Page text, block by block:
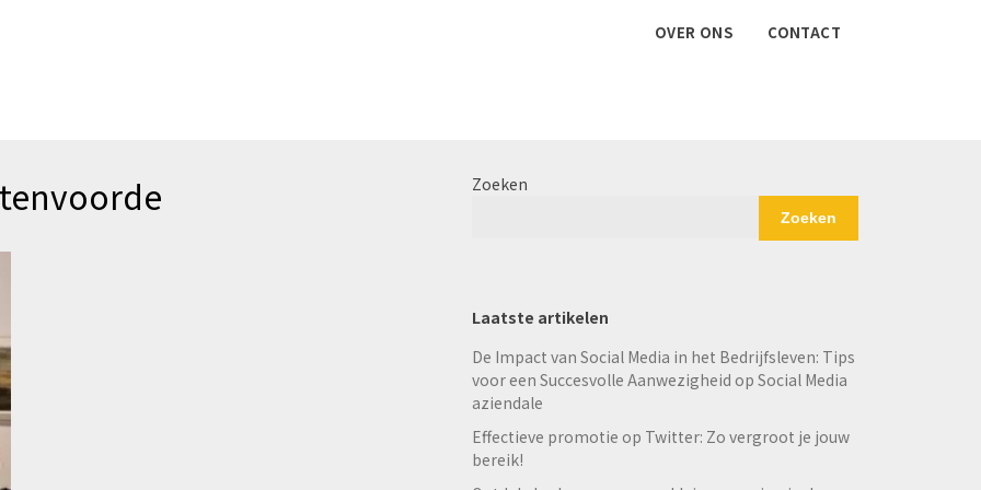
OVER ONS CONTACT
Zoeken
Zoeken
Laatste artikelen
De Impact van Social Media in het Bedrijfsleven: Tips
voor een Succesvolle Aanwezigheid op Social Media
aziendale
Effectieve promotie op Twitter: Zo vergroot je jouw
bereik!